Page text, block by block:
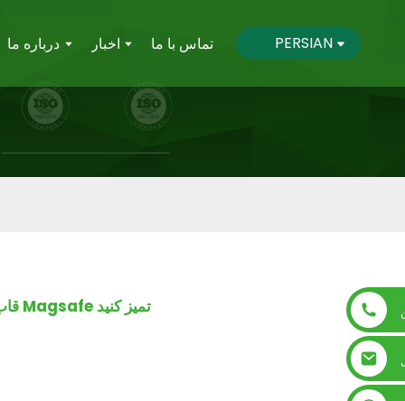
درباره ما اخبار تماس با ما PERSIAN
قاب گوشی تاشو سمت چپ و راست را برای Magsafe تمیز کنید